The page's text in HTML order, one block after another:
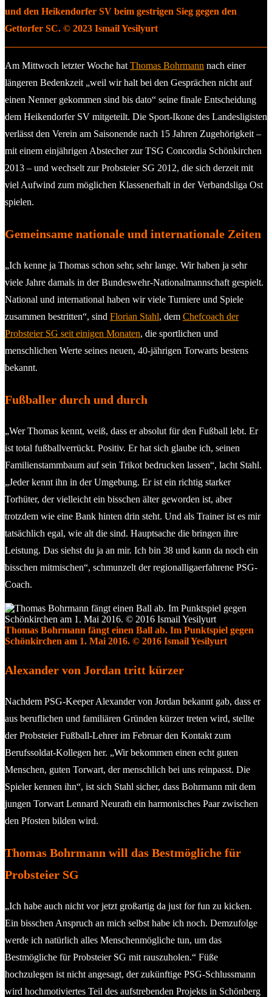
und den Heikendorfer SV beim gestrigen Sieg gegen den
Gettorfer SC. © 2023 Ismail Yesilyurt
Am Mittwoch letzter Woche hat Thomas Bohrmann nach einer
längeren Bedenkzeit „weil wir halt bei den Gesprächen nicht auf
einen Nenner gekommen sind bis dato“ seine finale Entscheidung
dem Heikendorfer SV mitgeteilt. Die Sport-Ikone des Landesligisten
verlässt den Verein am Saisonende nach 15 Jahren Zugehörigkeit –
mit einem einjährigen Abstecher zur TSG Concordia Schönkirchen
2013 – und wechselt zur Probsteier SG 2012, die sich derzeit mit
viel Aufwind zum möglichen Klassenerhalt in der Verbandsliga Ost
spielen.
Gemeinsame nationale und internationale Zeiten
„Ich kenne ja Thomas schon sehr, sehr lange. Wir haben ja sehr
viele Jahre damals in der Bundeswehr-Nationalmannschaft gespielt.
National und international haben wir viele Turniere und Spiele
zusammen bestritten“, sind Florian Stahl, dem Chefcoach der
Probsteier SG seit einigen Monaten, die sportlichen und
menschlichen Werte seines neuen, 40-jährigen Torwarts bestens
bekannt.
Fußballer durch und durch
„Wer Thomas kennt, weiß, dass er absolut für den Fußball lebt. Er
ist total fußballverrückt. Positiv. Er hat sich glaube ich, seinen
Familienstammbaum auf sein Trikot bedrucken lassen“, lacht Stahl.
„Jeder kennt ihn in der Umgebung. Er ist ein richtig starker
Torhüter, der vielleicht ein bisschen älter geworden ist, aber
trotzdem wie eine Bank hinten drin steht. Und als Trainer ist es mir
tatsächlich egal, wie alt die sind. Hauptsache die bringen ihre
Leistung. Das siehst du ja an mir. Ich bin 38 und kann da noch ein
bisschen mitmischen“, schmunzelt der regionalligaerfahrene PSG-
Coach.
Thomas Bohrmann fängt einen Ball ab. Im Punktspiel gegen
Schönkirchen am 1. Mai 2016. © 2016 Ismail Yesilyurt
Alexander von Jordan tritt kürzer
Nachdem PSG-Keeper Alexander von Jordan bekannt gab, dass er
aus beruflichen und familiären Gründen kürzer treten wird, stellte
der Probsteier Fußball-Lehrer im Februar den Kontakt zum
Berufssoldat-Kollegen her. „Wir bekommen einen echt guten
Menschen, guten Torwart, der menschlich bei uns reinpasst. Die
Spieler kennen ihn“, ist sich Stahl sicher, dass Bohrmann mit dem
jungen Torwart Lennard Neurath ein harmonisches Paar zwischen
den Pfosten bilden wird.
Thomas Bohrmann will das Bestmögliche für
Probsteier SG
„Ich habe auch nicht vor jetzt großartig da just for fun zu kicken.
Ein bisschen Anspruch an mich selbst habe ich noch. Demzufolge
werde ich natürlich alles Menschenmögliche tun, um das
Bestmögliche für Probsteier SG mit rauszuholen.“ Füße
hochzulegen ist nicht angesagt, der zukünftige PSG-Schlussmann
wird hochmotiviertes Teil des aufstrebenden Projekts in Schönberg